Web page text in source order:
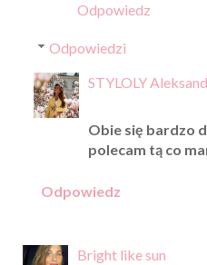
Odpowiedz
Odpowiedzi
STYLOLY
Obie się bardzo
polecam tą co
Odpowiedz
Bright like sun